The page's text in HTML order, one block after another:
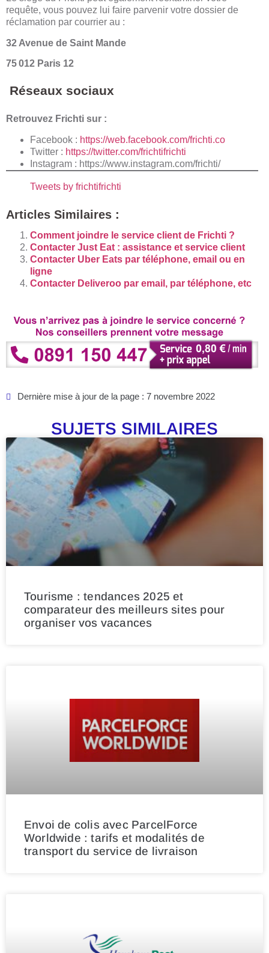
requête, vous pouvez lui faire parvenir votre dossier de
réclamation par courrier au :
32 Avenue de Saint Mande
75 012 Paris 12
Réseaux sociaux
Retrouvez Frichti sur :
Facebook : https://web.facebook.com/frichti.co
Twitter : https://twitter.com/frichtifrichti
Instagram : https://www.instagram.com/frichti/
Tweets by frichtifrichti
Articles Similaires :
Comment joindre le service client de Frichti ?
Contacter Just Eat : assistance et service client
Contacter Uber Eats par téléphone, email ou en
ligne
Contacter Deliveroo par email, par téléphone, etc
Dernière mise à jour de la page : 7 novembre 2022
SUJETS SIMILAIRES
Tourisme : tendances 2025 et
comparateur des meilleurs sites pour
organiser vos vacances
Envoi de colis avec ParcelForce
Worldwide : tarifs et modalités de
transport du service de livraison